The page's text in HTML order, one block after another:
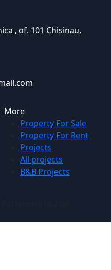
, of. 101 Chisinau,
More
Property For Sale
Property For Rent
Projects
All projects
B&B Projects